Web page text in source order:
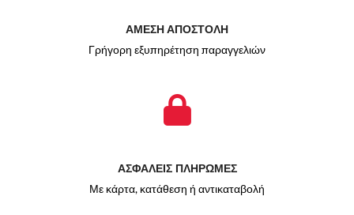
ΑΜΕΣΗ ΑΠΟΣΤΟΛΗ
Γρήγορη εξυπηρέτηση παραγγελιών
ΑΣΦΑΛΕΙΣ ΠΛΗΡΩΜΕΣ
Με κάρτα, κατάθεση ή αντικαταβολή